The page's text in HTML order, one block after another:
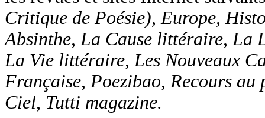
Critique de Poésie), Europe,
Absinthe, La Cause littéraire,
La Vie littéraire, Les Nouveaux
Française, Poezibao, Recours au
Ciel, Tutti magazine.